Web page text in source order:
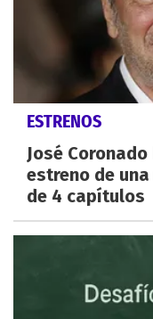
ESTRENOS
José
estreno de
de 4 capítulos